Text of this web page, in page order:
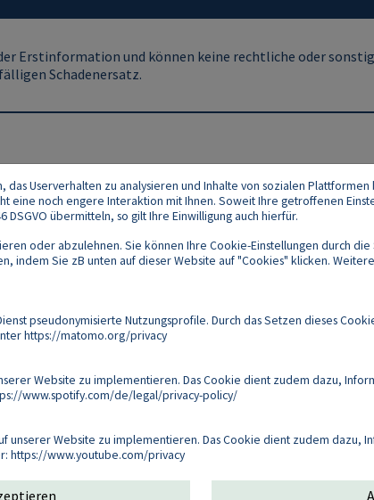
Erstinformation und können keine rechtliche oder
Schadenersatz.
Footer
Userverhalten zu analysieren und Inhalte von sozialen
noch engere Interaktion mit Ihnen. Soweit Ihre getroffenen
DSGVO übermitteln, so gilt Ihre Einwilligung auch hierfür.
oder abzulehnen. Sie können Ihre Cookie-Einstellungen durch
indem Sie zB unten auf dieser Website auf "Cookies" klicken.
pseudonymisierte Nutzungsprofile. Durch das Setzen dieses
https://matomo.org/privacy
Website zu implementieren. Das Cookie dient zudem dazu,
www.spotify.com/de/legal/privacy-policy/
unserer Website zu implementieren. Das Cookie dient zudem dazu,
https://www.youtube.com/privacy
2026